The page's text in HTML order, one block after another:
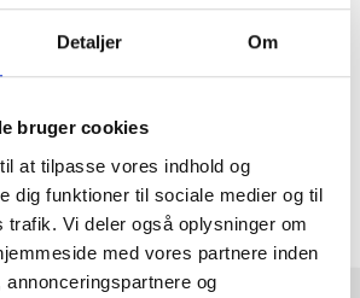
Detaljer Om
bruger cookies
at tilpasse vores indhold og
dig funktioner til sociale medier og til
trafik. Vi deler også oplysninger om
med vores partnere inden
og
1-3 DAGES LEVERING